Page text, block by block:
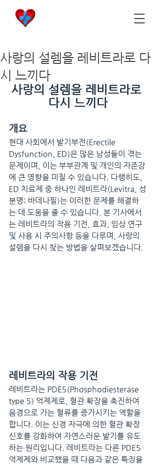
사랑의 설렘을 레비트라로 다
시 느끼다
사랑의 설렘을 레비트라로
다시 느끼다
개요
현대 사회에서 발기부전(Erectile
Dysfunction, ED)은 많은 남성들이 겪는
문제이며, 이는 부부관계 및 개인의 자존감
에 큰 영향을 미칠 수 있습니다. 다행히도,
ED 치료제 중 하나인 레비트라(Levitra, 성
분명: 바데나필)는 이러한 문제를 해결하
는 데 도움을 줄 수 있습니다. 본 기사에서
는 레비트라의 작용 기전, 효과, 임상 연구
및 사용 시 주의사항 등을 다루며, 사랑의
설렘을 다시 찾는 방법을 살펴보겠습니다.
레비트라의 작용 기전
레비트라는 PDE5(Phosphodiesterase
type 5) 억제제로, 혈관 확장을 촉진하여
음경으로 가는 혈류를 증가시키는 역할을
합니다. 이는 신경 자극에 의한 혈관 확장
신호를 강화하여 자연스러운 발기를 유도
하는 원리입니다. 레비트라는 다른 PDE5
억제제와 비교했을 때 다음과 같은 특징을